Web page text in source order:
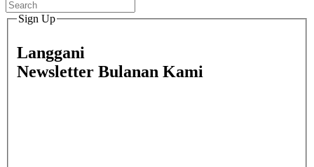
Sign Up
Langgani
Newsletter Bulanan Kami